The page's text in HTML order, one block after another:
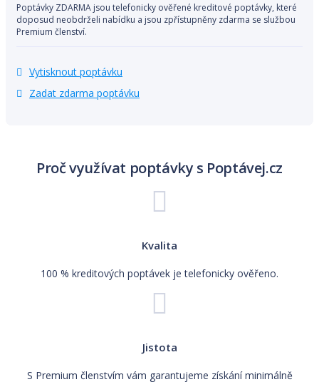
Poptávky ZDARMA jsou telefonicky ověřené kreditové poptávky, které
doposud neobdrželi nabídku a jsou zpřístupněny zdarma se službou
Premium členství.
Vytisknout poptávku
Zadat zdarma poptávku
Proč využívat poptávky s Poptávej.cz
Kvalita
100 % kreditových poptávek je telefonicky ověřeno.
Jistota
S Premium členstvím vám garantujeme získání minimálně